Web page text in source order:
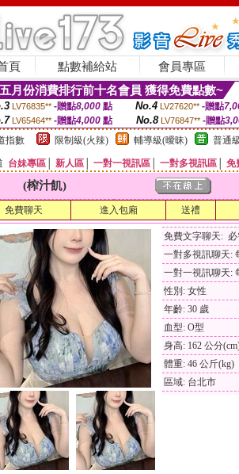
頁 點數補給站 會員專區
月份消費排行前十名會員 獲得免費點數~
LV76835** -贈點8,000點 No.4 LV27620** -贈點
LV65464** -贈點4,000 點 No.8 LV76847** -贈點
指數
限制級(火辣) 輔導級(曖昧) 普通
台妹專區 新人區 一對一視訊區 一對多視訊區 免
(榨汁飢)
免費聊天 進入包廂 送禮
免費文字聊天:
一對多視訊聊天:
一對一視訊聊天:
性別: 女性
年齡: 30 歲
血型: O型
身高: 162 公分
體重: 46 公斤(kg)
區域: 台北市